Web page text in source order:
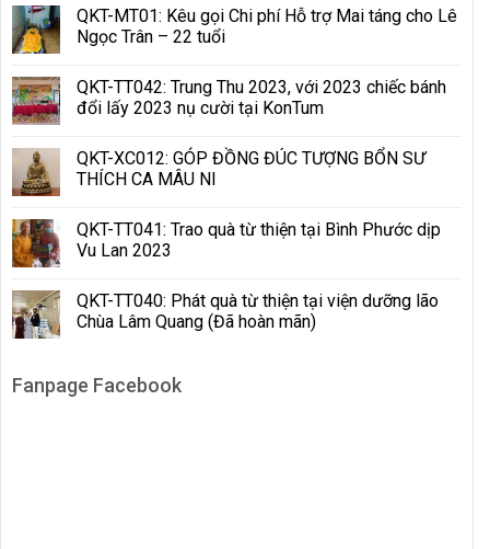
QKT-MT01: Kêu gọi Chi phí Hỗ trợ Mai táng cho Lê
Ngọc Trân – 22 tuổi
QKT-TT042: Trung Thu 2023, với 2023 chiếc bánh
đổi lấy 2023 nụ cười tại KonTum
QKT-XC012: GÓP ĐỒNG ĐÚC TƯỢNG BỔN SƯ
THÍCH CA MÂU NI
QKT-TT041: Trao quà từ thiện tại Bình Phước dịp
Vu Lan 2023
QKT-TT040: Phát quà từ thiện tại viện dưỡng lão
Chùa Lâm Quang (Đã hoàn mãn)
Fanpage Facebook